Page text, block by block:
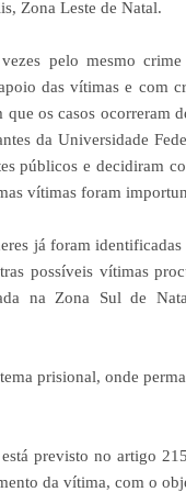
Zona Leste de Natal.
pelo mesmo
das vítimas e com
os casos ocorreram
da Universidade
públicos e decidiram
vítimas foram
já foram
possíveis vítimas
na Zona Sul de
prisional, onde
previsto no artigo
da vítima, com o